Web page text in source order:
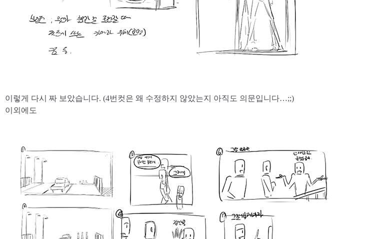
이렇게 다시 짜 보았습니다. (4번컷은 왜 수정하지 않았는지 아직도 의문입니다…;;)
이외에도